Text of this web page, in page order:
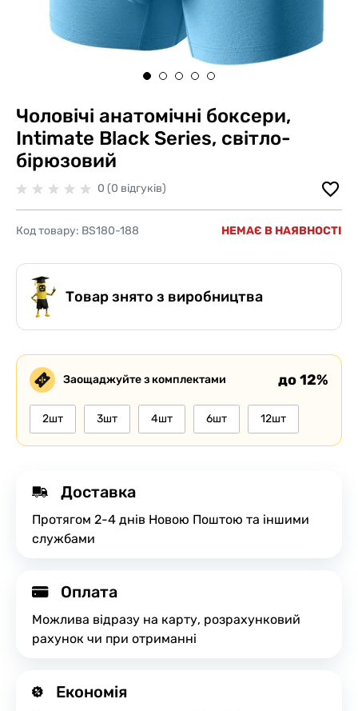
Чоловічі анатомічні боксери,
Intimate Black Series, світло-
бірюзовий
0 (0 відгуків)
Код товару: BS180-188 НЕМАЄ В НАЯВНОСТІ
Товар знято з виробництва
Заощаджуйте з комплектами до 12%
2шт 3шт 4шт 6шт 12шт
Доставка
Протягом 2-4 днів Новою Поштою та іншими
службами
Оплата
Можлива відразу на карту, розрахунковий
рахунок чи при отриманні
Економія